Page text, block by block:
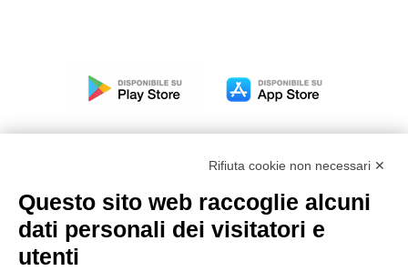
Modello organizzativo, gestione e controllo – D. lgs.
231/2001
Rifiuta cookie non necessari ✕
Questo sito web raccoglie alcuni
dati personali dei visitatori e
utenti